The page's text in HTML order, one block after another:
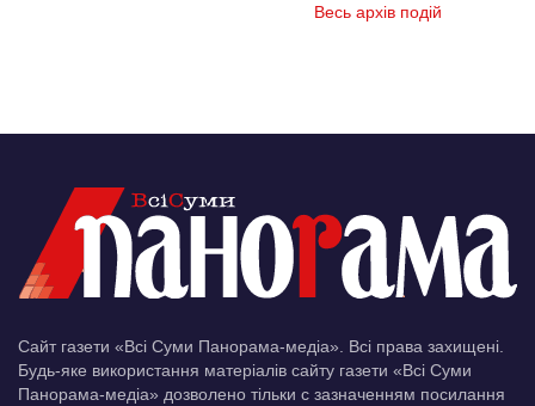
Весь архів подій
Сайт газети «Всі Суми Панорама-медіа». Всі права захищені.
Будь-яке використання матеріалів сайту газети «Всі Суми
Панорама-медіа» дозволено тільки c зазначенням посилання